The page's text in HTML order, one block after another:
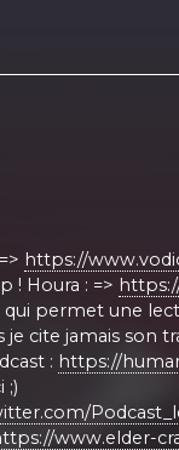
https://
! Houra : =>
permet une
cite jamais son
: https://
;)
www.elder-